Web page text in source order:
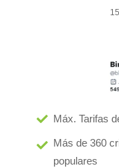
Máx. Tarifas
Más de 360
populares